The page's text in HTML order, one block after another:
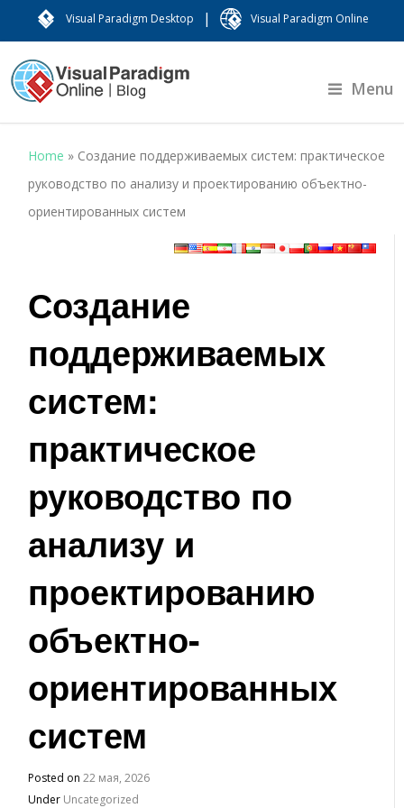
Visual Paradigm Desktop | Visual Paradigm Online
Menu
Home » Создание поддерживаемых систем: практическое
руководство по анализу и проектированию объектно-
ориентированных систем
Создание
поддерживаемых
систем:
практическое
руководство по
анализу и
проектированию
объектно-
ориентированных
систем
Posted on22 мая, 2026
Under Uncategorized